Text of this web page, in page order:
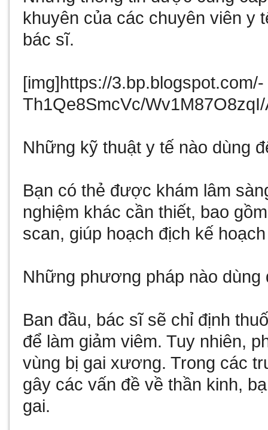
khuyên của các chuyên viên y
bác sĩ.
[img]https://3.bp.blogspot.com/-
Th1Qe8SmcVc/
Những kỹ thuật y tế nào dùng
Bạn có thẻ được khám lâm
nghiệm khác cần thiết, bao
scan, giúp hoạch địch kế
Những phương pháp nào
Ban đầu, bác sĩ sẽ chỉ định
để làm giảm viêm. Tuy nhiên,
vùng bị gai xương. Trong các
gây các vấn đề về thần kinh,
gai.